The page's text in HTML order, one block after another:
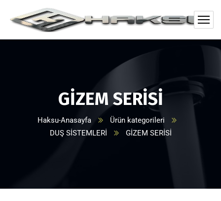
GİZEM SERİSİ
Haksu-Anasayfa
Ürün kategorileri
DUŞ SİSTEMLERİ
GİZEM SERİSİ